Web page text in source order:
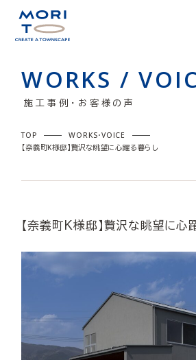
WORKS /
施工事例・お客様の声
TOP
WORKS・VOICE
【奈義町K様邸】贅沢な眺望に心躍る暮らし
【奈義町K様邸】贅沢な眺望に心